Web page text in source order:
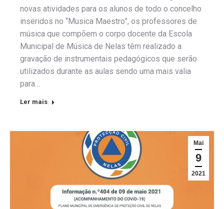
novas atividades para os alunos de todo o concelho
inseridos no “Musica Maestro”, os professores de
música que compõem o corpo docente da Escola
Municipal de Música de Nelas têm realizado a
gravação de instrumentais pedagógicos que serão
utilizados durante as aulas sendo uma mais valia
para…
Ler mais
Mai
9
2021